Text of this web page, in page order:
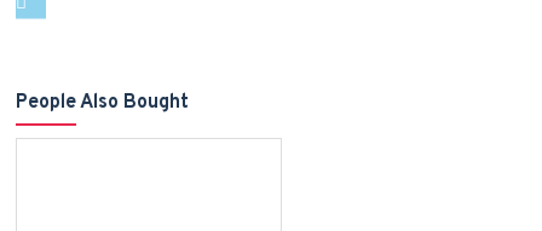
People Also Bought